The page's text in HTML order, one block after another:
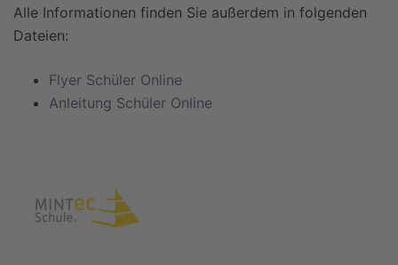
Alle Informationen finden Sie außerdem in folgenden
Dateien:
Flyer Schüler Online
Anleitung Schüler Online